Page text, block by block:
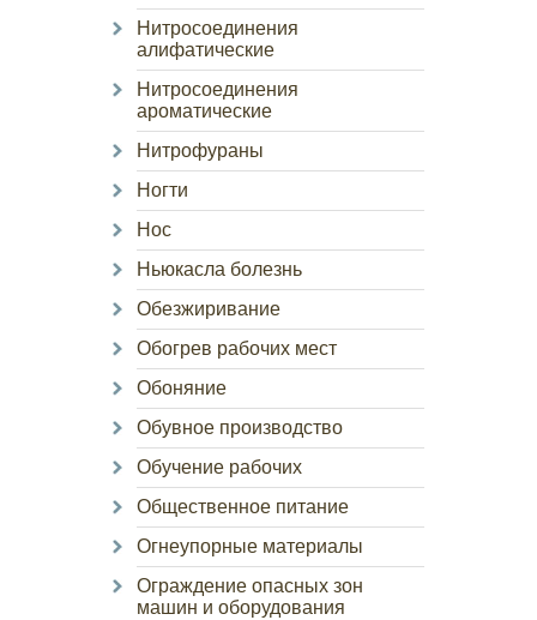
Нитросоединения
алифатические
Нитросоединения
ароматические
Нитрофураны
Ногти
Нос
Ньюкасла болезнь
Обезжиривание
Обогрев рабочих мест
Обоняние
Обувное производство
Обучение рабочих
Общественное питание
Огнеупорные материалы
Ограждение опасных зон
машин и оборудования